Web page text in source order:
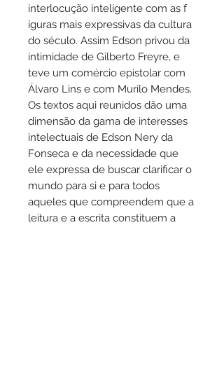
interlocução inteligente com as f
iguras mais expressivas da cultura
do século. Assim Edson privou da
intimidade de Gilberto Freyre, e
teve um comércio epistolar com
Álvaro Lins e com Murilo Mendes.
Os textos aqui reunidos dão uma
dimensão da gama de interesses
intelectuais de Edson Nery da
Fonseca e da necessidade que
ele expressa de buscar clarificar o
mundo para si e para todos
aqueles que compreendem que a
leitura e a escrita constituem a